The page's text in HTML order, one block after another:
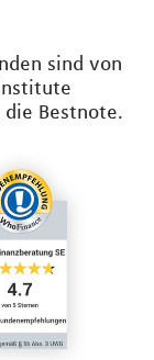
sind von
die Bestnote.